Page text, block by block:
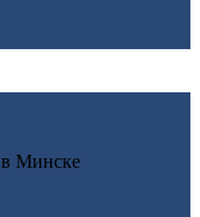
в Минске